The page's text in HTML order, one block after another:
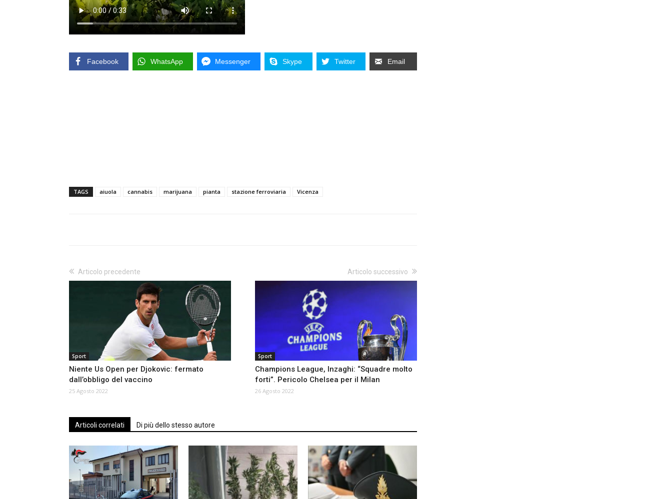
Facebook WhatsApp Messenger Skype Twitter Email
TAGS aiuola cannabis marijuana pianta stazione ferroviaria Vicenza
Articolo precedente
Sport
Niente Us Open per Djokovic: fermato
dall’obbligo del vaccino
25 Agosto 2022
Articolo successivo
Sport
Champions League, Inzaghi: “Squadre molto
forti”. Pericolo Chelsea per il Milan
26 Agosto 2022
Articoli correlati Di più dello stesso autore